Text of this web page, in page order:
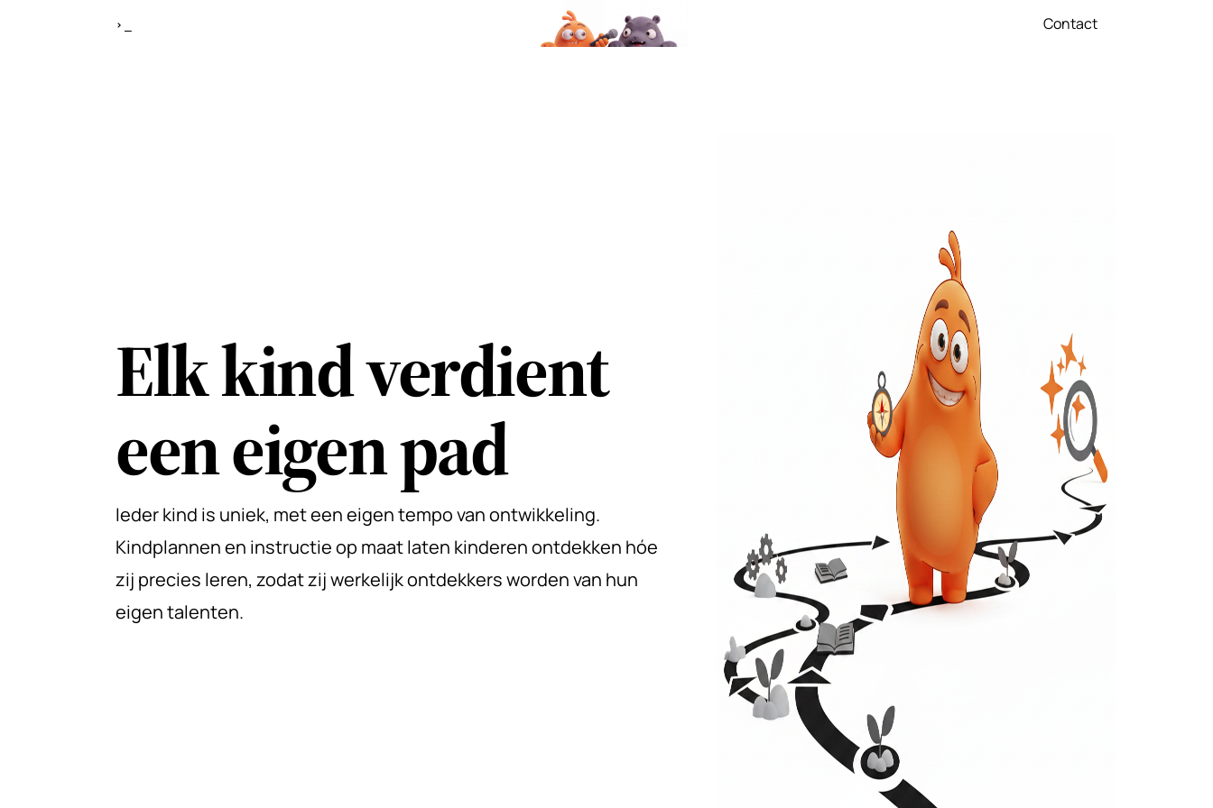
› Contact
Elk kind verdient
eeneigen pad
Ieder kind is uniek, met een eigen tempo van ontwikkeling.
Kindplannen en instructie op maat laten kinderen ontdekken hóe
zij precies leren, zodat zij werkelijk ontdekkers worden van hun
eigen talenten.